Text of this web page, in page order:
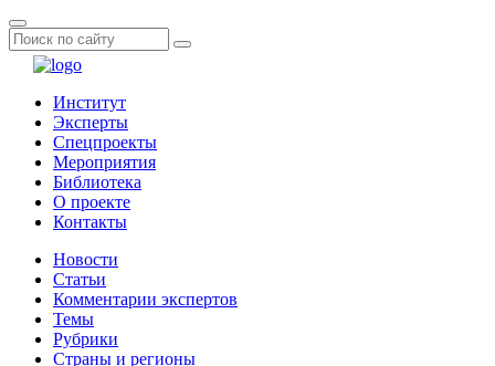
Институт
Эксперты
Спецпроекты
Мероприятия
Библиотека
О проекте
Контакты
Новости
Статьи
Комментарии экспертов
Темы
Рубрики
Страны и регионы